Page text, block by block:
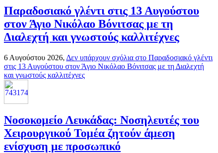
Παραδοσιακό γλέντι στις 13 Αυγούστου
στον Άγιο Νικόλαο Βόνιτσας με τη
Διαλεχτή και γνωστούς καλλιτέχνες
6 Αυγούστου 2026, Δεν υπάρχουν σχόλια στο Παραδοσιακό γλέντι
στις 13 Αυγούστου στον Άγιο Νικόλαο Βόνιτσας με τη Διαλεχτή
και γνωστούς καλλιτέχνες
Νοσοκομείο Λευκάδας: Νοσηλευτές του
Χειρουργικού Τομέα ζητούν άμεση
ενίσχυση με προσωπικό